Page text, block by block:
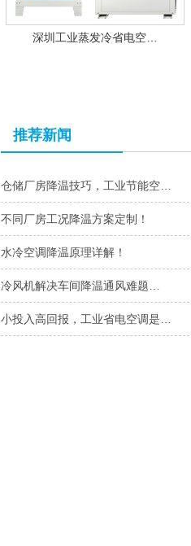
深圳工业蒸发冷省电空…
推荐新闻
仓储厂房降温技巧，工业节能空…
不同厂房工况降温方案定制！
水冷空调降温原理详解！
冷风机解决车间降温通风难题…
小投入高回报，工业省电空调是…